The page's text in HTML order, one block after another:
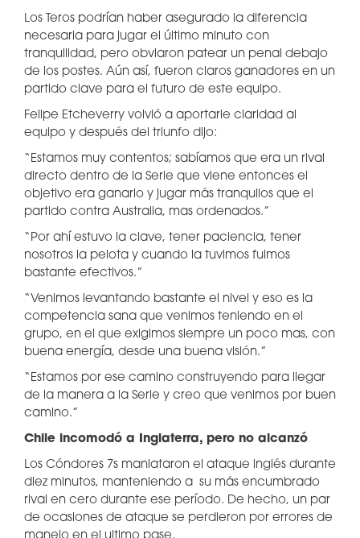
Los Teros podrían haber asegurado la diferencia
necesaria para jugar el último minuto con
tranquilidad, pero obviaron patear un penal debajo
de los postes. Aún así, fueron claros ganadores en un
partido clave para el futuro de este equipo.
Felipe Etcheverry volvió a aportarle claridad al
equipo y después del triunfo dijo:
“Estamos muy contentos; sabíamos que era un rival
directo dentro de la Serie que viene entonces el
objetivo era ganarlo y jugar más tranquilos que el
partido contra Australia, mas ordenados.”
“Por ahí estuvo la clave, tener paciencia, tener
nosotros la pelota y cuando la tuvimos fuimos
bastante efectivos.”
“Venimos levantando bastante el nivel y eso es la
competencia sana que venimos teniendo en el
grupo, en el que exigimos siempre un poco mas, con
buena energía, desde una buena visión.”
“Estamos por ese camino construyendo para llegar
de la manera a la Serie y creo que venimos por buen
camino.”
Chile incomodó a Inglaterra, pero no alcanzó
Los Cóndores 7s maniataron el ataque inglés durante
diez minutos, manteniendo a su más encumbrado
rival en cero durante ese período. De hecho, un par
de ocasiones de ataque se perdieron por errores de